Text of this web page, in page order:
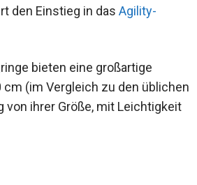
den Einstieg in das Agility-
bieten eine großartige
(im Vergleich zu den üblichen
von ihrer Größe, mit Leichtigkeit